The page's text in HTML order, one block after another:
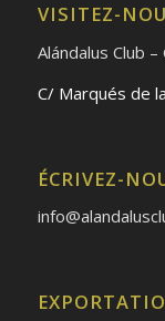
VISITEZ-
Alándalus Club
C/ Marqués de
ÉCRIVEZ-